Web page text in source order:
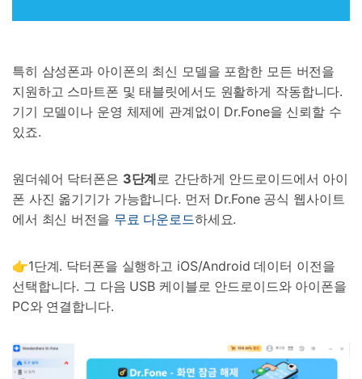
특히 삼성폰과 아이폰의 최신 모델을 포함한 모든 버전을
지원하고 스마트폰 및 태블릿에서도 원활하게 작동합니다.
기기 모델이나 운영 체제에 관계없이 Dr.Fone을 신뢰할 수
있죠.
원더쉐어 닥터폰은 3단계로 간단하게 안드로이드에서 아이
폰 사진 옮기기가 가능합니다. 먼저 Dr.Fone 공식 웹사이트
에서 최신 버전을 무료 다운로드하세요.
👉1단계. 닥터폰을 실행하고 iOS/Android 데이터 이전을
선택합니다. 그 다음 USB 케이블로 안드로이드와 아이폰을
PC와 연결합니다.